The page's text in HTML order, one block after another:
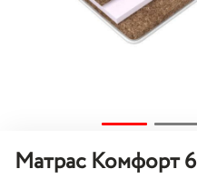
Матрас Комфорт 6